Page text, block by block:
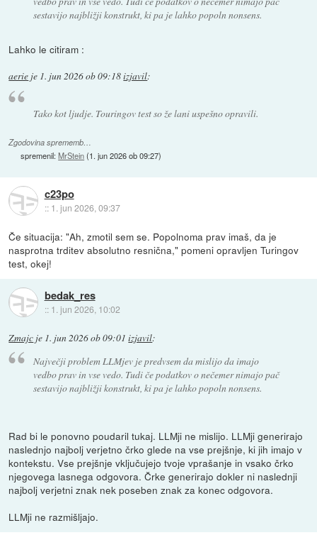
sestavijo najbližji konstrukt, ki pa je lahko popoln nonsens.
Lahko le citiram :
aerie je 1. jun 2026 ob 09:18izjavil:
Tako kot ljudje. Touringov test so že lani uspešno opravili.
Zgodovina sprememb…
spremenil:MrStein(1. jun 2026 ob 09:27)
c23po
:: 1. jun 2026, 09:37
Če situacija: "Ah, zmotil sem se. Popolnoma prav imaš, da je
nasprotna trditev absolutno resnična," pomeni opravljen Turingov
test, okej!
bedak_res
:: 1. jun 2026, 10:02
Zmajc je 1. jun 2026 ob 09:01 izjavil:
Največji problem LLMjev je predvsem da mislijo da imajo
vedbo prav in vse vedo. Tudi če podatkov o nečemer nimajo pač
sestavijo najbližji konstrukt, ki pa je lahko popoln nonsens.
Rad bi le ponovno poudaril tukaj. LLMji ne mislijo. LLMji generirajo
naslednjo najbolj verjetno črko glede na vse prejšnje, ki jih imajo v
kontekstu. Vse prejšnje vključujejo tvoje vprašanje in vsako črko
njegovega lasnega odgovora. Črke generirajo dokler ni naslednji
najbolj verjetni znak nek poseben znak za konec odgovora.
LLMji ne razmišljajo.